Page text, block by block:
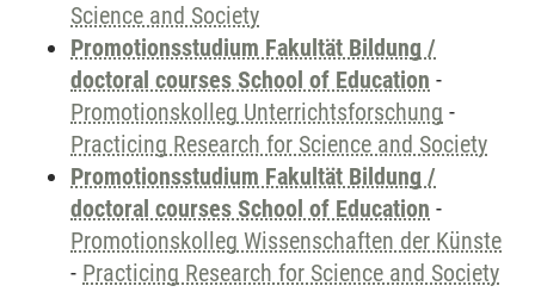
Science and Society
Promotionsstudium Fakultät Bildung /
doctoral courses School of Education -
Promotionskolleg Unterrichtsforschung -
Practicing Research for Science and Society
Promotionsstudium Fakultät Bildung /
doctoral courses School of Education -
Promotionskolleg Wissenschaften der Künste
- Practicing Research for Science and Society